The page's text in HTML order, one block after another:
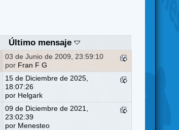
Último mensaje
03 de Junio de 2009, 23:59:10
por Fran F G
15 de Diciembre de 2025,
18:07:26
por Helgark
09 de Diciembre de 2021,
23:02:39
por Menesteo